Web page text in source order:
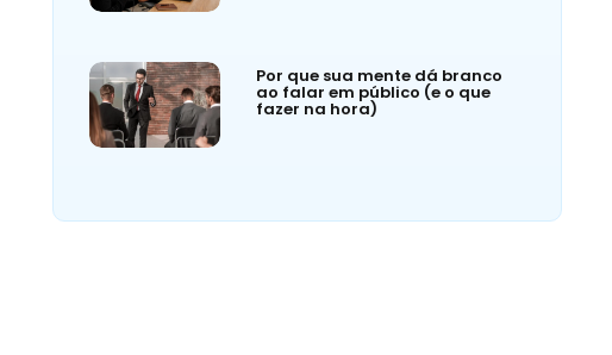
Por que sua mente dá branco
ao falar em público (e o que
fazer na hora)